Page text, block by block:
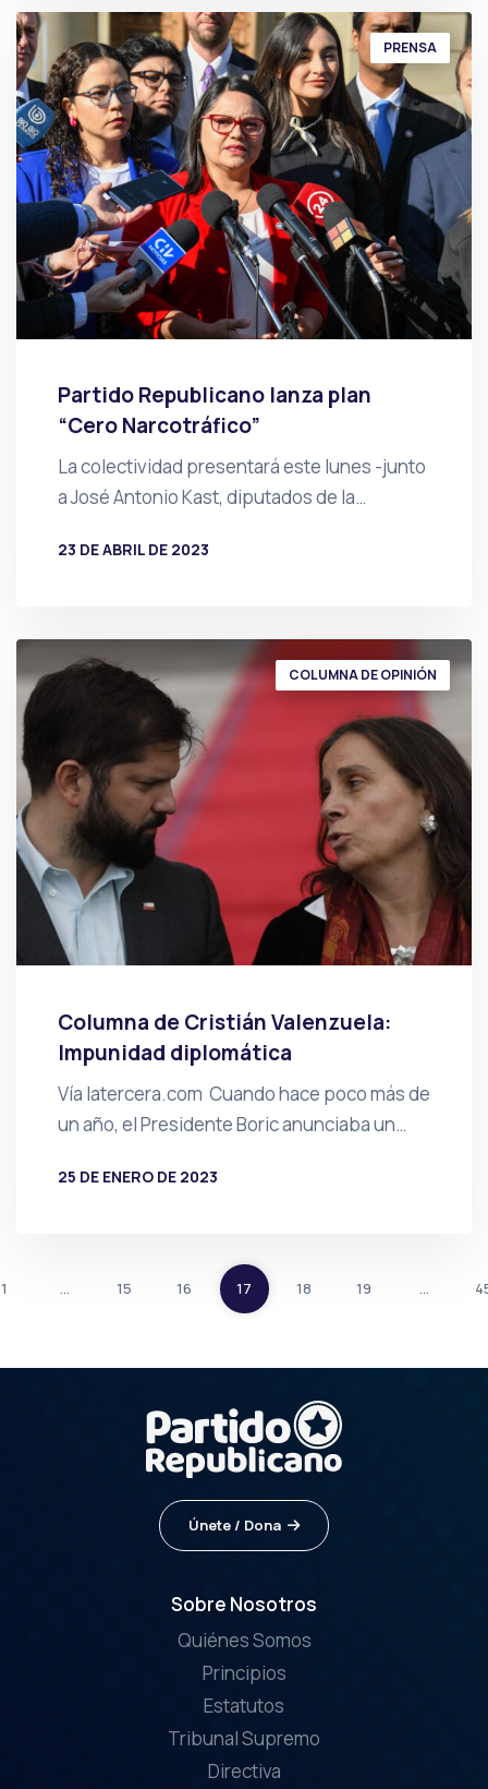
PRENSA
Partido Republicano lanza plan
“Cero Narcotráfico”
La colectividad presentará este lunes -junto
a José Antonio Kast, diputados de la…
23 DE ABRIL DE 2023
COLUMNA DE OPINIÓN
Columna de Cristián Valenzuela:
Impunidad diplomática
Vía latercera.com Cuando hace poco más de
un año, el Presidente Boric anunciaba un…
25 DE ENERO DE 2023
1 … 15 16 17 18 19 …
Únete / Dona
Sobre Nosotros
Quiénes Somos
Principios
Estatutos
Tribunal Supremo
Directiva